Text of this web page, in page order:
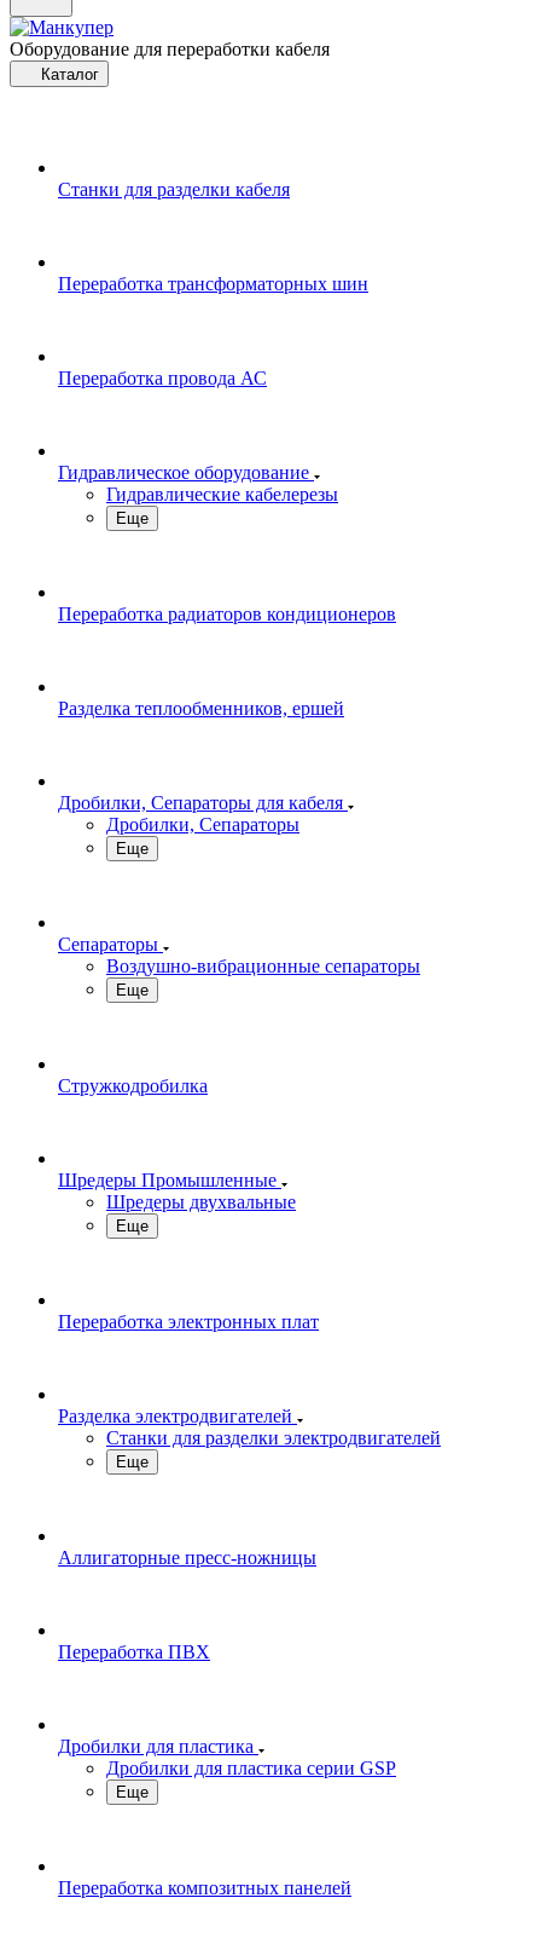
Оборудование для переработки кабеля
Каталог
Станки для разделки кабеля
Переработка трансформаторных шин
Переработка провода АС
Гидравлическое оборудование
Гидравлические кабелерезы
Еще
Переработка радиаторов кондиционеров
Разделка теплообменников, ершей
Дробилки, Сепараторы для кабеля
Дробилки, Сепараторы
Еще
Сепараторы
Воздушно-вибрационные сепараторы
Еще
Стружкодробилка
Шредеры Промышленные
Шредеры двухвальные
Еще
Переработка электронных плат
Разделка электродвигателей
Станки для разделки электродвигателей
Еще
Аллигаторные пресс-ножницы
Переработка ПВХ
Дробилки для пластика
Дробилки для пластика серии GSP
Еще
Переработка композитных панелей